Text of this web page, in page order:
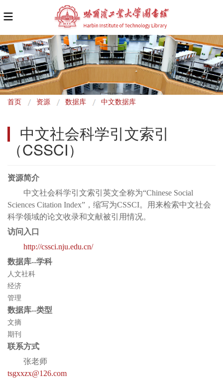
面
首页 资源 数据库 中文数据库
中文社会科学引文索引
（CSSCI）
资源简介
中文社会科学引文索引英文全称为“Chinese Social
Sciences Citation Index”，缩写为CSSCI。用来检索中文社会
科学领域的论文收录和文献被引用情况。
访问入口
http://cssci.nju.edu.cn/
数据库--学科
人文社科
经济
管理
数据库--类型
文摘
期刊
联系方式
张老师
tsgxxzx@126.com